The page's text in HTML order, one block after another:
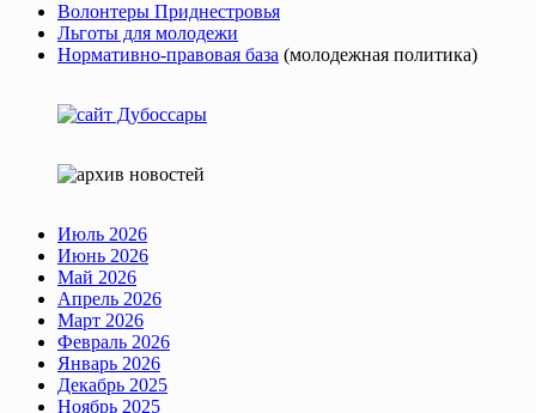
Волонтеры Приднестровья
Льготы для молодежи
Нормативно-правовая база (молодежная политика)
Июль 2026
Июнь 2026
Май 2026
Апрель 2026
Март 2026
Февраль 2026
Январь 2026
Декабрь 2025
Ноябрь 2025